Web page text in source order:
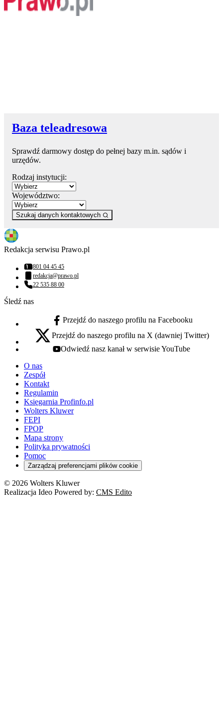
Baza teleadresowa
Sprawdź darmowy dostęp do pełnej bazy m.in. sądów i
urzędów.
Rodzaj instytucji:
Województwo:
Szukaj danych kontaktowych
Redakcja serwisu Prawo.pl
Numer telefonu:
801 04 45 45
Adres email:
redakcja@prawo.pl
Numer telefonu:
22 535 88 00
Śledź nas
facebook - otwiera się w nowej karcie
Przejdź do naszego profilu na Facebooku
x - otwiera się w nowej karcie
Przejdź do naszego profilu na X (dawniej Twitter)
youtube - otwiera się w nowej karcie
Odwiedź nasz kanał w serwisie YouTube
O nas
Zespół
Kontakt
Regulamin
Księgarnia Profinfo.pl
Wolters Kluwer
FEPI
FPOP
Mapa strony
Polityka prywatności
Pomoc
Zarządzaj preferencjami plików cookie
© 2026 Wolters Kluwer
Realizacja Ideo Powered by: CMS Edito